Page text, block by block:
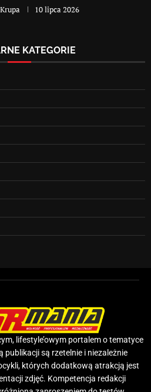
10 lipca 2026
KATEGORIE
lifestyle’owym portalem o tematyce
są rzetelnie i niezależnie
których dodatkową atrakcją jest
zdjęć. Kompetencja redakcji